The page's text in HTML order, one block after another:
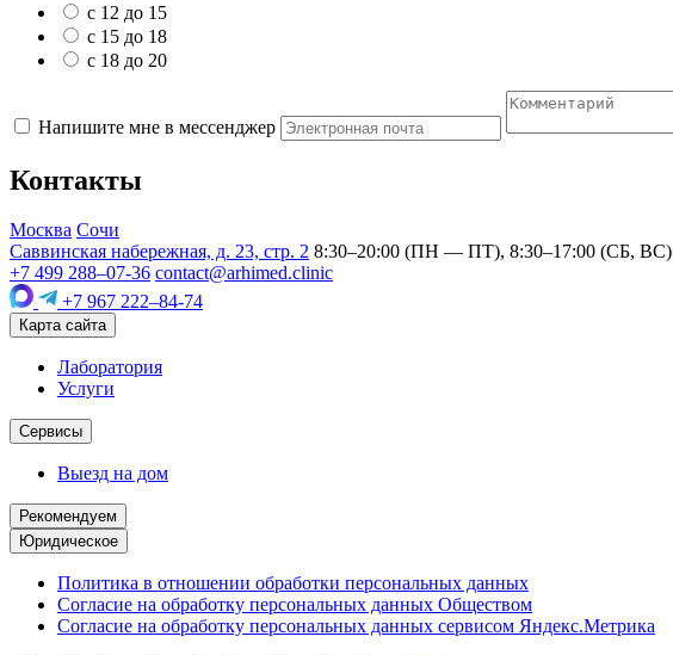
с 12 до 15
с 15 до 18
с 18 до 20
Напишите мне в мессенджер
Контакты
Москва Сочи
Саввинская набережная, д. 23, стр. 2 8:30–20:00 (ПН — ПТ), 8:30–17:00 (СБ, ВС)
+7 499 288–07-36 contact@arhimed.clinic
+7 967 222–84-74
Карта сайта
Лаборатория
Услуги
Сервисы
Выезд на дом
Рекомендуем
Юридическое
Политика в отношении обработки персональных данных
Согласие на обработку персональных данных Обществом
Согласие на обработку персональных данных сервисом Яндекс.Метрика